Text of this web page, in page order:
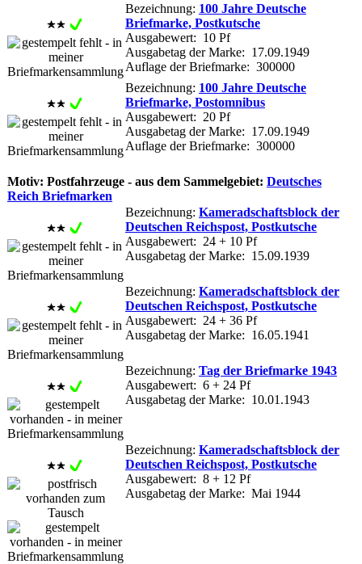
Bezeichnung: 100 Jahre Deutsche
Briefmarke, Postkutsche
Ausgabewert: 10 Pf
Ausgabetag der Marke: 17.09.1949
Auflage der Briefmarke: 300000
Bezeichnung: 100 Jahre Deutsche
Briefmarke, Postomnibus
Ausgabewert: 20 Pf
Ausgabetag der Marke: 17.09.1949
Auflage der Briefmarke: 300000
Motiv: Postfahrzeuge - aus dem Sammelgebiet: Deutsches
Reich Briefmarken
Bezeichnung: Kameradschaftsblock der
Deutschen Reichspost, Postkutsche
Ausgabewert: 24 + 10 Pf
Ausgabetag der Marke: 15.09.1939
Bezeichnung: Kameradschaftsblock der
Deutschen Reichspost, Postkutsche
Ausgabewert: 24 + 36 Pf
Ausgabetag der Marke: 16.05.1941
Bezeichnung: Tag der Briefmarke 1943
Ausgabewert: 6 + 24 Pf
Ausgabetag der Marke: 10.01.1943
Bezeichnung: Kameradschaftsblock der
Deutschen Reichspost, Postkutsche
Ausgabewert: 8 + 12 Pf
Ausgabetag der Marke: Mai 1944